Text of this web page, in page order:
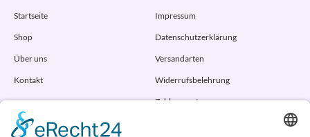
Startseite
Shop
Über uns
Kontakt
Impressum
Datenschutzerklärung
Versandarten
Widerrufsbelehrung
Zahlungsarten